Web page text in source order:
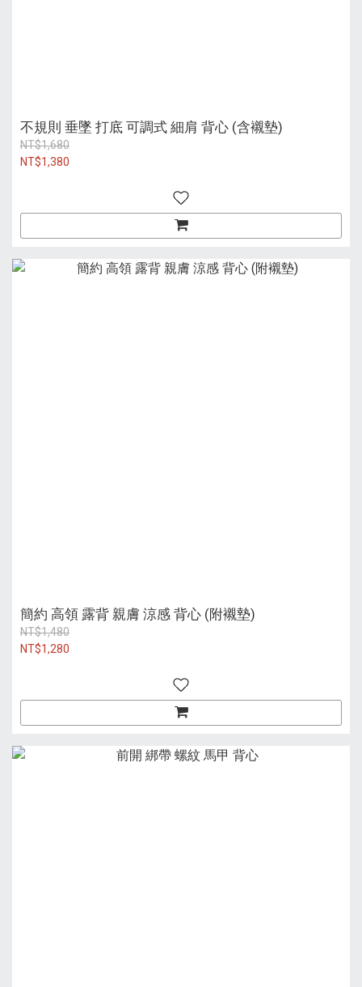
不規則 垂墜 打底 可調式 細肩 背心 (含襯墊)
NT$1,680
NT$1,380
簡約 高領 露背 親膚 涼感 背心 (附襯墊)
NT$1,480
NT$1,280